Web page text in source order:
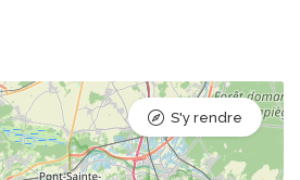
S'y rendre